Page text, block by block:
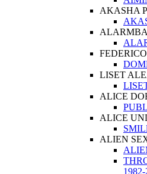
AKASHA
LISET
ALICE
ALICE
ALIEN